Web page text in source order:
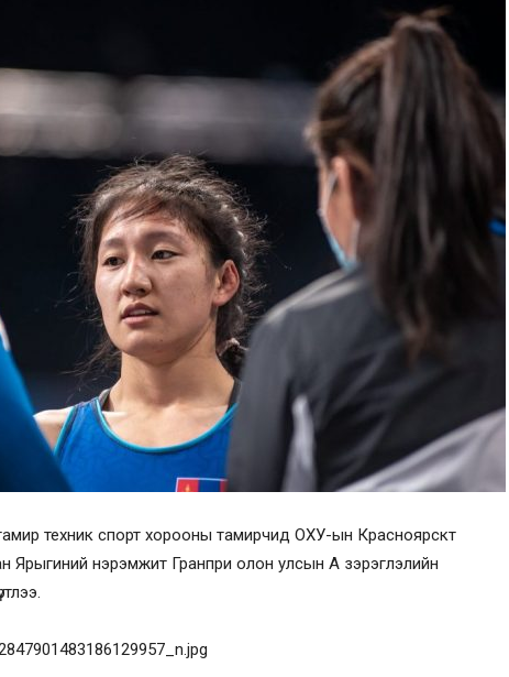
техник спорт хорооны тамирчид ОХУ-ын Красноярскт
Ярыгиний нэрэмжит Гранпри олон улсын А зэрэглэлийн